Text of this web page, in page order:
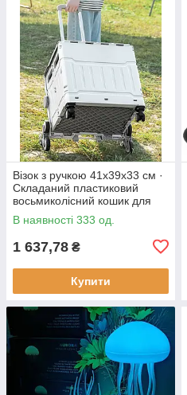
Візок з ручкою 41х39х33 см ·
Складаний пластиковий
восьмиколісний кошик для
продуктів
В наявності 333 од.
1 637,78 ₴
Купити